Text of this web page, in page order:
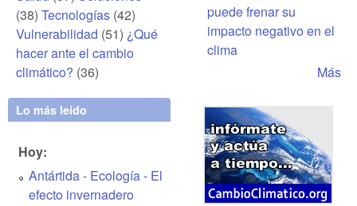
(38) Tecnologías (42)
Vulnerabilidad (51) ¿Qué
hacer ante el cambio
climático? (36)
Lo más leído
Hoy:
Antártida - Ecología - El
efecto invernadero
puede frenar su
impacto negativo en el
clima
Más